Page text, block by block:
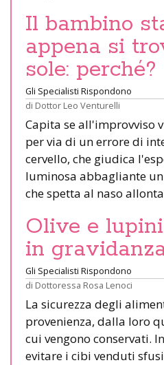
Il bambino
appena si
sole: perché?
Gli Specialisti Rispondono
di Dottor Leo Venturelli
Capita se all'improvviso
per via di un errore di
cervello, che giudica
luminosa abbagliante
che spetta al naso
Olive e
in
Gli Specialisti Rispondono
di Dottoressa Rosa Lenoci
La sicurezza degli
provenienza, dalla loro
cui vengono conservati.
evitare i cibi venduti